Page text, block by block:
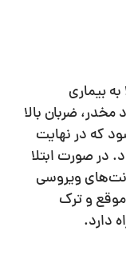
بیماری
ضربان بالا
که در نهایت
صورت ابتلا
ویروسی
و ترک
دارد.